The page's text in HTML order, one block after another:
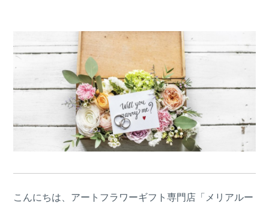
こんにちは、アートフラワーギフト専門店「メリアルー